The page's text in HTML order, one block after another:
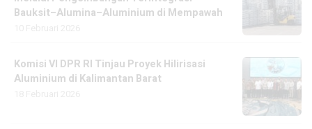
Bauksit–Alumina–Aluminium di Mempawah
Komisi VI DPR RI Tinjau Proyek Hilirisasi
Aluminium di Kalimantan Barat